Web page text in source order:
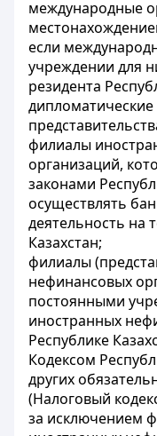
международные
если
учреждении для
резидента
филиалы
организаций,
законами
осуществлять
деятельность на
Казахстан;
филиалы
нефинансовых
постоянными
иностранных
Республике
Кодексом
других
(Налоговый
за исключением